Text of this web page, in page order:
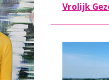
Vrolijk